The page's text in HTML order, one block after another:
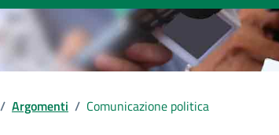
/ Argomenti / Comunicazione politica